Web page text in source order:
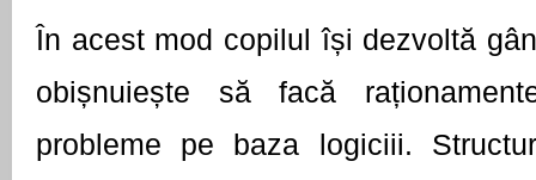
În acest mod copilul își dezvoltă
obișnuiește să facă
probleme pe baza logiciii.